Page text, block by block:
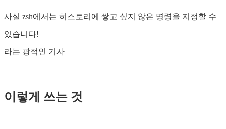
사실 zsh에서는 히스토리에 쌓고 싶지 않은 명령을 지정할 수
있습니다!
라는 광적인 기사
이렇게 쓰는 것